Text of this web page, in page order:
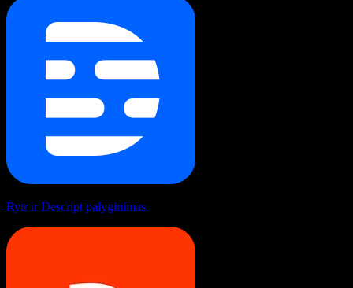
Rytr ir Descript palyginimas